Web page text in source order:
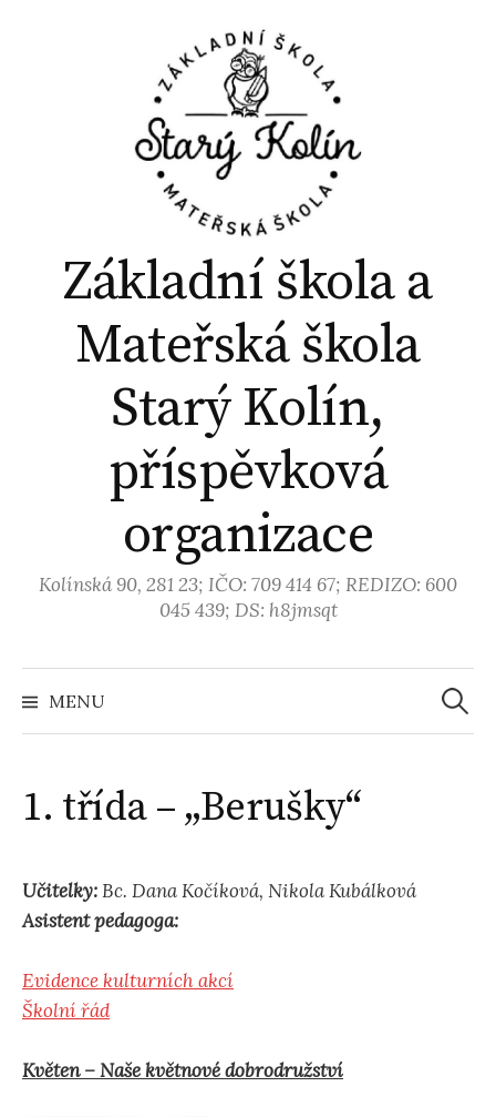
Základní škola a
Mateřská škola
Starý Kolín,
příspěvková
organizace
Kolínská 90, 281 23; IČO: 709 414 67; REDIZO: 600
045 439; DS: h8jmsqt
MENU V
1. třída – „Berušky“
Učitelky:Bc. Dana Kočíková, Nikola Kubálková
Asistent pedagoga:
Evidence kulturních akcí
Školní řád
Květen – Naše květnové dobrodružství